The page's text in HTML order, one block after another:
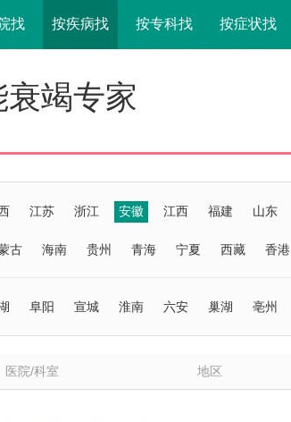
找 按疾病找 按专科找 按症状找
竭专家
江苏 浙江 安徽 江西 福建 山东
古 海南 贵州 青海 宁夏 西藏 香港
阜阳 宣城 淮南 六安 巢湖 亳州
医院/科室 地区